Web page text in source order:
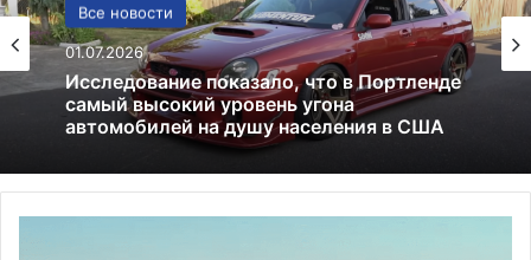
Лекарства и аптеки
05.05.2026
Глицин — это фейк или реальное
средство